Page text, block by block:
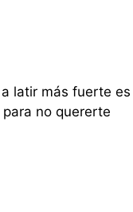
latir más fuerte es
no quererte